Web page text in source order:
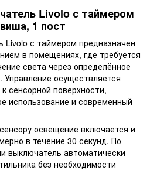
Livolo с таймером
1 пост
Livolo с таймером предназначен
в помещениях, где требуется
света через определённое
осуществляется
сенсорной поверхности,
использование и современный
освещение включается и
в течение 30 секунд. По
выключатель автоматически
без необходимости